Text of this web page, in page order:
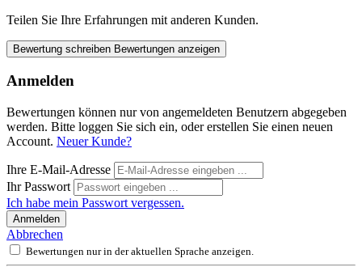
Teilen Sie Ihre Erfahrungen mit anderen Kunden.
Bewertung schreiben Bewertungen anzeigen
Anmelden
Bewertungen können nur von angemeldeten Benutzern abgegeben
werden. Bitte loggen Sie sich ein, oder erstellen Sie einen neuen
Account. Neuer Kunde?
Ihre E-Mail-Adresse
Ihr Passwort
Ich habe mein Passwort vergessen.
Anmelden
Abbrechen
Bewertungen nur in der aktuellen Sprache anzeigen.